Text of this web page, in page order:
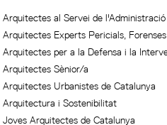
Arquitectes al Servei de
Arquitectes Experts Pericials,
Arquitectes per a la Defensa i la
Arquitectes Sènior/a
Arquitectes Urbanistes de Catalunya
Arquitectura i Sostenibilitat
Joves Arquitectes de Catalunya